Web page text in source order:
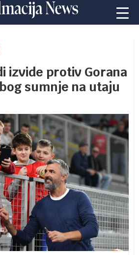
izvide protiv Gorana
sumnje na utaju